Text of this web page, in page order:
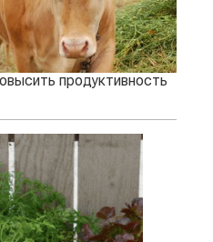
продуктивность